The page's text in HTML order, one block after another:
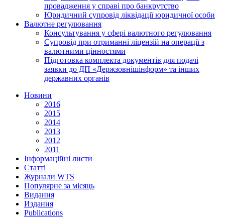
провадження у справі про банкрутство
Юридичний супровід ліквідації юридичної особи
Валютне регулювання
Консультування у сфері валютного регулювання
Супровід при отриманні ліцензій на операції з
валютними цінностями
Підготовка комплекта документів для подачі
заявки до ДП «Держзовнішінформ» та інших
державних органів
Новини
2016
2015
2014
2013
2012
2011
Інформаційні листи
Статті
Журнали WTS
Популярне за місяць
Видання
Издания
Publications